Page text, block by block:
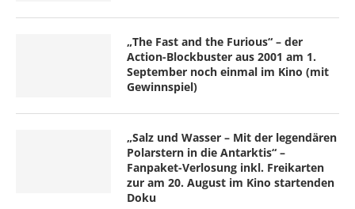
„The Fast and the Furious“ – der
Action-Blockbuster aus 2001 am 1.
September noch einmal im Kino (mit
Gewinnspiel)
„Salz und Wasser – Mit der legendären
Polarstern in die Antarktis“ –
Fanpaket-Verlosung inkl. Freikarten
zur am 20. August im Kino startenden
Doku